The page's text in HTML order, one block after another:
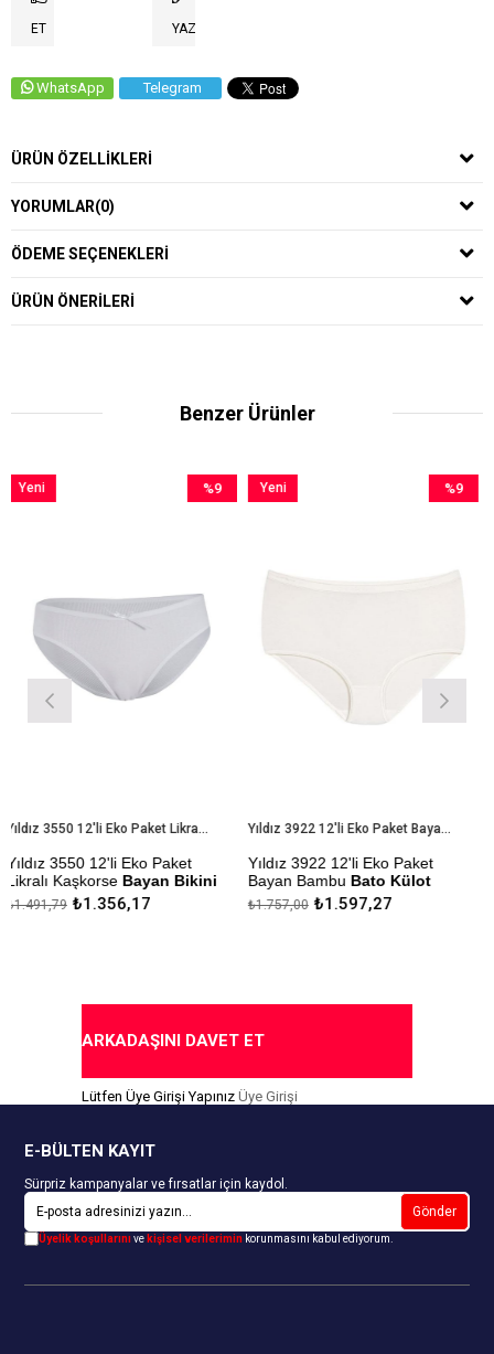
ET YAZ
WhatsApp Telegram
ÜRÜN ÖZELLIKLERI
YORUMLAR(0)
ÖDEME SEÇENEKLERI
ÜRÜN ÖNERILERI
Benzer Ürünler
Yıldız 3550 12'li Eko Paket Likralı Kaşkorse Bayan Bikini Külot
12'li Eko Paket
KaşkorseBayan Bikini
₺1.356,17
Yıldız 3922 12'li Eko Paket Bayan Bambu Bato Külot
Yıldız 3922 12'li Eko Paket
Bayan BambuBato Külot
Çekmezlik Sanfor Testi
₺1.597,27
₺1.757,00
Yeni
Yeni
ARKADAŞINI DAVET ET
Lütfen Üye Girişi Yapınız Üye Girişi
E-BÜLTEN KAYIT
Sürpriz kampanyalar ve fırsatlar için kaydol.
Gönder
Üyelik koşullarınıve kişisel verilerimin korunmasını kabul ediyorum.